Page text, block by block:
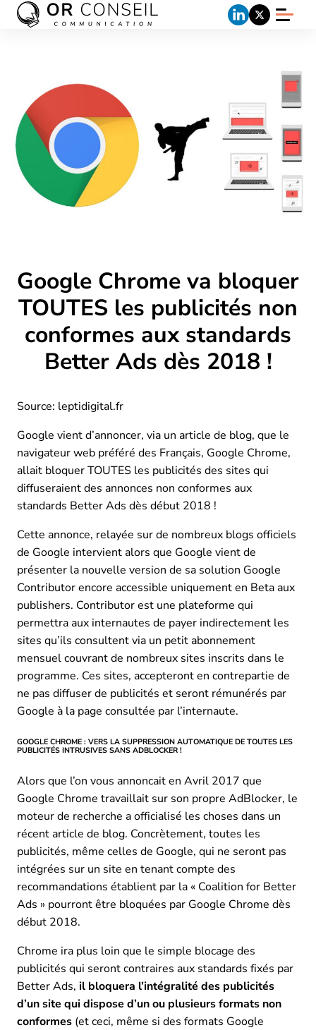
Google Chrome va bloquer
TOUTES les publicités non
conformes aux standards
Better Ads dès 2018 !
Source: leptidigital.fr
Google vient d’annoncer, via un article de blog, que le
navigateur web préféré des Français, Google Chrome,
allait bloquer TOUTES les publicités des sites qui
diffuseraient des annonces non conformes aux
standards Better Ads dès début 2018 !
Cette annonce, relayée sur de nombreux blogs officiels
de Google intervient alors que Google vient de
présenter la nouvelle version de sa solution Google
Contributor encore accessible uniquement en Beta aux
publishers. Contributor est une plateforme qui
permettra aux internautes de payer indirectement les
sites qu’ils consultent via un petit abonnement
mensuel couvrant de nombreux sites inscrits dans le
programme. Ces sites, accepteront en contrepartie de
ne pas diffuser de publicités et seront rémunérés par
Google à la page consultée par l’internaute.
GOOGLE CHROME : VERS LA SUPPRESSION AUTOMATIQUE DE TOUTES LES
PUBLICITÉS INTRUSIVES SANS ADBLOCKER !
Alors que l’on vous annoncait en Avril 2017 que
Google Chrome travaillait sur son propre AdBlocker, le
moteur de recherche a officialisé les choses dans un
récent article de blog. Concrètement, toutes les
publicités, même celles de Google, qui ne seront pas
intégrées sur un site en tenant compte des
recommandations établient par la « Coalition for Better
Ads » pourront être bloquées par Google Chrome dès
début 2018.
Chrome ira plus loin que le simple blocage des
publicités qui seront contraires aux standards fixés par
Better Ads, il bloquera l’intégralité des publicités
d’un site qui dispose d’un ou plusieurs formats non
conformes (et ceci, même si des formats Google